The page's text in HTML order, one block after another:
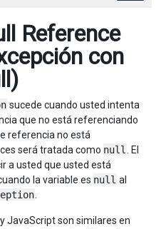
Reference
con
sucede cuando usted intenta
que no está referenciando
referencia no está
será tratada como null
. El
a usted que usted está
la variable es null al
JavaScript son similares en